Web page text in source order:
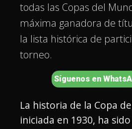
todas las Copas del
máxima ganadora de
la lista histórica de
torneo.
Síguenos en
La historia de la Copa
iniciada en 1930, ha